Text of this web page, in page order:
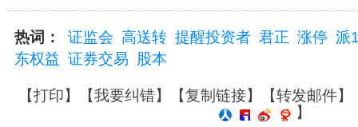
热词： 证监会 高送转 提醒投资者 君正 涨停 派
东权益 证券交易 股本
【打印】【我要纠错】【复制链接】【转发邮件】
】